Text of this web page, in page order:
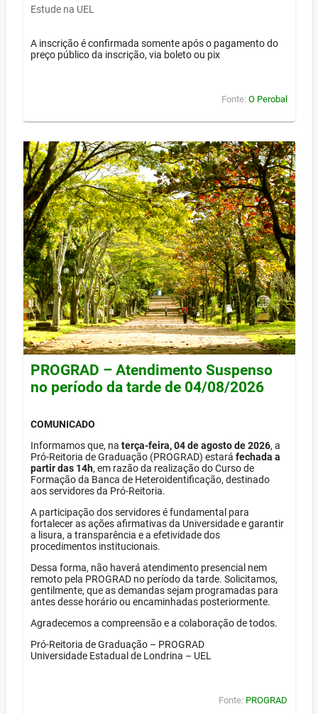
Estude na UEL
A inscrição é confirmada somente após o pagamento do
preço público da inscrição, via boleto ou pix
Fonte: O Perobal
PROGRAD – Atendimento Suspenso
no período da tarde de 04/08/2026
COMUNICADO
Informamos que, na terça-feira, 04 de agosto de 2026, a
Pró-Reitoria de Graduação (PROGRAD) estará fechada a
partir das 14h, em razão da realização do Curso de
Formação da Banca de Heteroidentificação, destinado
aos servidores da Pró-Reitoria.
A participação dos servidores é fundamental para
fortalecer as ações afirmativas da Universidade e garantir
a lisura, a transparência e a efetividade dos
procedimentos institucionais.
Dessa forma, não haverá atendimento presencial nem
remoto pela PROGRAD no período da tarde. Solicitamos,
gentilmente, que as demandas sejam programadas para
antes desse horário ou encaminhadas posteriormente.
Agradecemos a compreensão e a colaboração de todos.
Pró-Reitoria de Graduação – PROGRAD
Universidade Estadual de Londrina – UEL
Fonte: PROGRAD